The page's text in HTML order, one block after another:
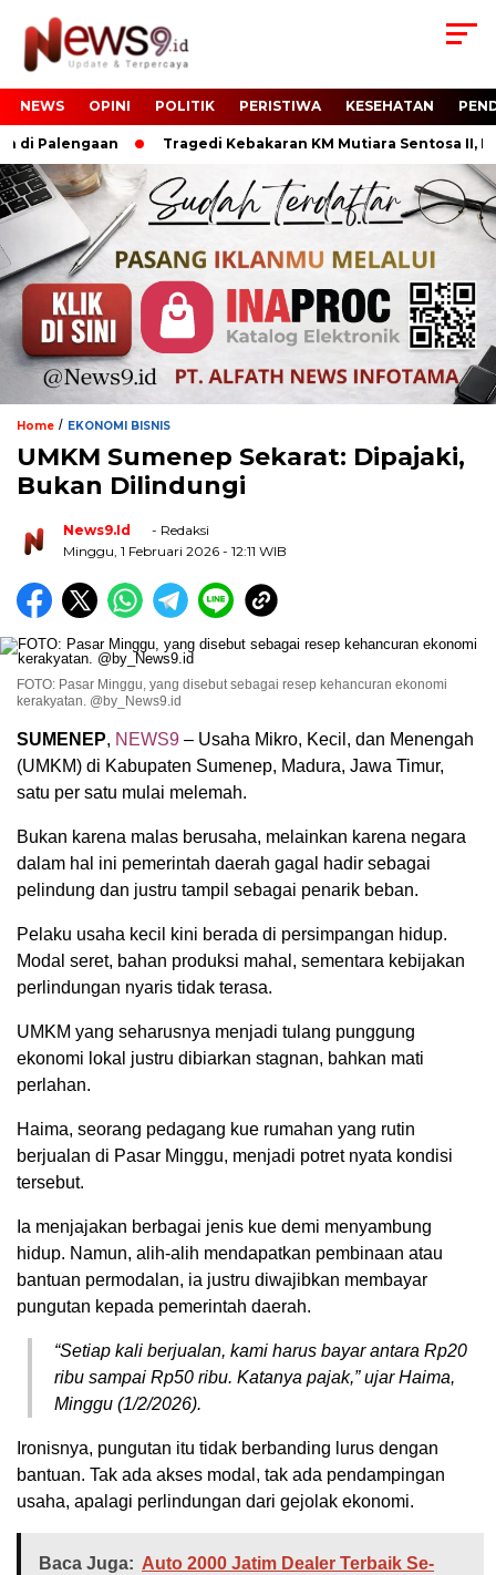
NEWS OPINI POLITIK PERISTIWA KESEHATAN
Palengaan Tragedi Kebakaran KM Mutiara Sentosa II,
Home / EKONOMI BISNIS
UMKM Sumenep Sekarat: Dipajaki,
Bukan Dilindungi
News9.id
- Redaksi
Minggu, 1 Februari 2026 - 12:11 WIB
FOTO: Pasar Minggu, yang disebut sebagai resep kehancuran ekonomi
kerakyatan. @by_News9.id
SUMENEP, NEWS9 – Usaha Mikro, Kecil, dan Menengah
(UMKM) di Kabupaten Sumenep, Madura, Jawa Timur,
satu per satu mulai melemah.
Bukan karena malas berusaha, melainkan karena negara
dalam hal ini pemerintah daerah gagal hadir sebagai
pelindung dan justru tampil sebagai penarik beban.
Pelaku usaha kecil kini berada di persimpangan hidup.
Modal seret, bahan produksi mahal, sementara kebijakan
perlindungan nyaris tidak terasa.
UMKM yang seharusnya menjadi tulang punggung
ekonomi lokal justru dibiarkan stagnan, bahkan mati
perlahan.
Haima, seorang pedagang kue rumahan yang rutin
berjualan di Pasar Minggu, menjadi potret nyata kondisi
tersebut.
Ia menjajakan berbagai jenis kue demi menyambung
hidup. Namun, alih-alih mendapatkan pembinaan atau
bantuan permodalan, ia justru diwajibkan membayar
pungutan kepada pemerintah daerah.
“Setiap kali berjualan, kami harus bayar antara Rp20
ribu sampai Rp50 ribu. Katanya pajak,” ujar Haima,
Minggu (1/2/2026).
Ironisnya, pungutan itu tidak berbanding lurus dengan
bantuan. Tak ada akses modal, tak ada pendampingan
usaha, apalagi perlindungan dari gejolak ekonomi.
Baca Juga: Auto 2000 Jatim Dealer Terbaik Se-